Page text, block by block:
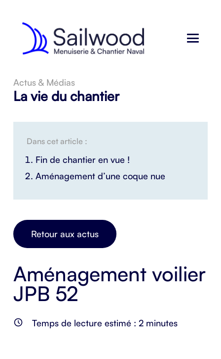
Actus & Médias
La vie du chantier
Dans cet article :
Fin de chantier en vue !
Aménagement d’une coque nue
Retour aux actus
Aménagement voilier
JPB 52
Temps de lecture estimé : 2 minutes